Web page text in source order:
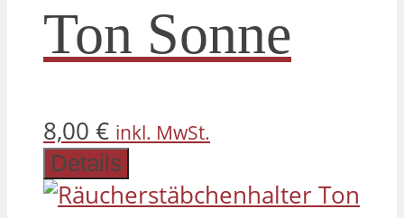
Ton Sonne
8,00 € inkl. MwSt.
Details